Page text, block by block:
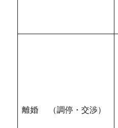
離婚 （調停・交渉）